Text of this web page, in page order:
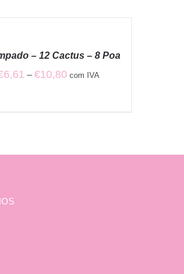
– 12 Cactus – 8 Poa
6,61 – €10,80 Price
com IVA